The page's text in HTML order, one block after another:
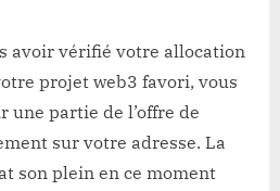
avoir vérifié votre allocation
projet web3 favori, vous
une partie de l’offre de
sur votre adresse. La
son plein en ce moment